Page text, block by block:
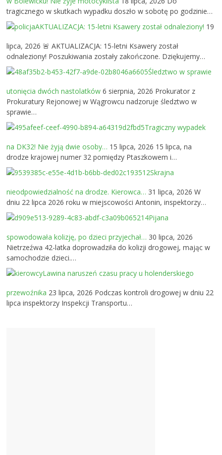
tragicznego w skutkach wypadku doszło w sobotę po godzinie…
AKTUALIZACJA: 15-letni Ksawery został odnaleziony! 19
lipca, 2026 🚨 AKTUALIZACJA: 15-letni Ksawery został
odnaleziony! Poszukiwania zostały zakończone. Dziękujemy…
Śledztwo w sprawie
utonięcia dwóch nastolatków 6 sierpnia, 2026 Prokurator z
Prokuratury Rejonowej w Wągrowcu nadzoruje śledztwo w
sprawie…
Tragiczny wypadek
na DK32! Nie żyją dwie osoby… 15 lipca, 2026 15 lipca, na
drodze krajowej numer 32 pomiędzy Ptaszkowem i…
Skrajna
nieodpowiedzialność na drodze. Kierowca… 31 lipca, 2026 W
dniu 22 lipca 2026 roku w miejscowości Antonin, inspektorzy…
Pijana
spowodowała kolizję, po dzieci przyjechał… 30 lipca, 2026
Nietrzeźwa 42-latka doprowadziła do kolizji drogowej, mając w
samochodzie dzieci.…
Lawina naruszeń czasu pracy u holenderskiego
przewoźnika 23 lipca, 2026 Podczas kontroli drogowej w dniu 22
lipca inspektorzy Inspekcji Transportu…